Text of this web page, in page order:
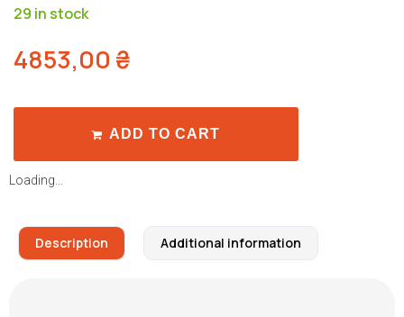
29 in stock
4853,00 ₴
ADD TO CART
Loading...
Description Additional information
Контакти